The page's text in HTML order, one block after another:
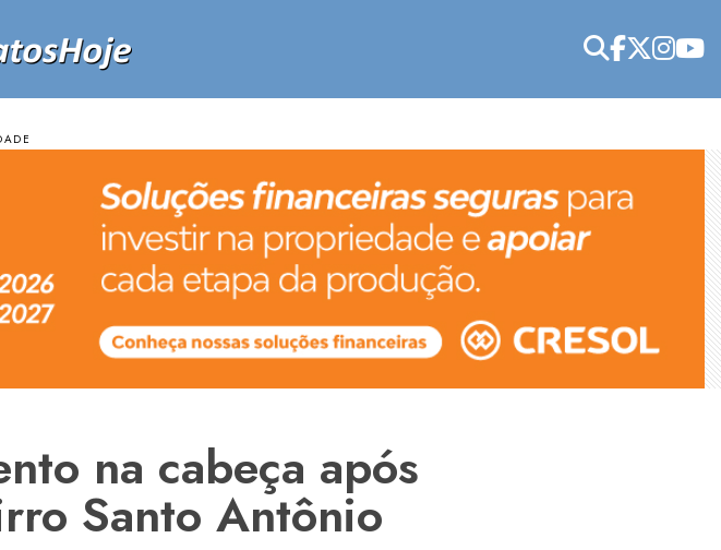
na cabeça após
Santo Antônio